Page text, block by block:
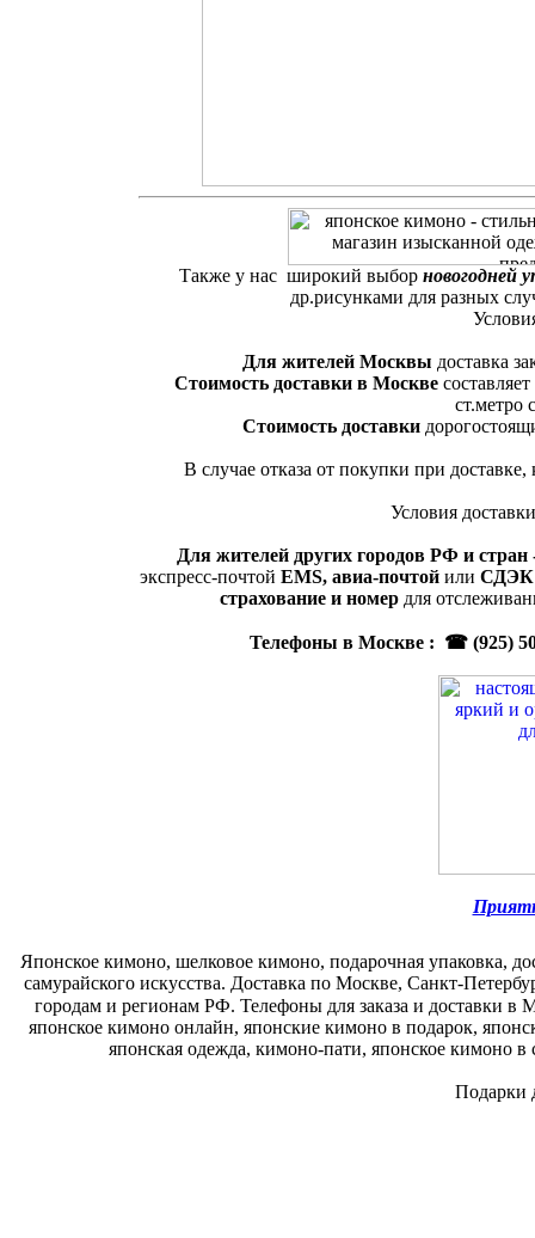
Также у нас широкий выбор новогодней
др.рисунками для разных
Для жителей Москвы доставка
Стоимость доставки в Москвесоставляет
ст.метро
Стоимость доставки
В случае отказа от покупки при
Условия
Для жителей других городов РФ и стран
экспресс-почтой EMS, авиа-почтой или
страхование и номердля
Телефоны в Москве : ☎ (925)
Японское кимоно, шелковое кимоно, подарочная упаковка,
самурайского искусства. Доставка по Москве, Санкт-
городам и регионам РФ. Телефоны для заказа и доставки в
японское кимоно онлайн, японские кимоно в подарок,
японская одежда, кимоно-пати, японское кимоно
Подарки